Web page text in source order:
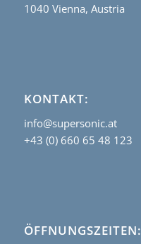
1040 Vienna, Austria
KONTAKT:
info@supersonic.at
+43 (0) 660 65 48 123
ÖFFNUNGSZEITEN: